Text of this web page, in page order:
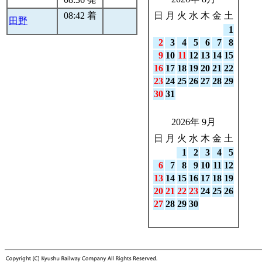
田野
08:42 着
日
月 火 水 木 金 土
1
2
3 4 5 6 7
8
9 10 11 12 13 14 15
16 17 18 19 20 21 22
23 24 25 26 27 28 29
30 31
2026年 9月
日
月 火 水 木 金 土
1
2 3 4
5
6
7 8 9 10 11 12
13 14 15 16 17 18 19
20 21 22 23 24 25 26
27 28 29 30